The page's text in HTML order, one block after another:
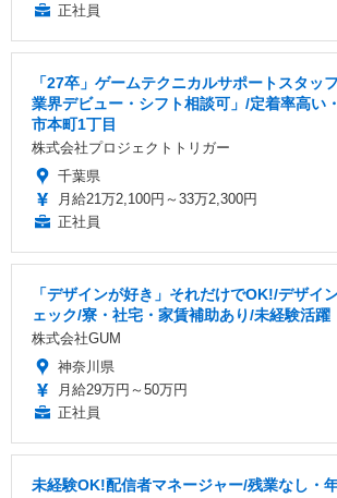
正社員
「27卒」ゲームテクニカルサポートスタッ
業界デビュー・シフト相談可」/定着率高い
市本町1丁目
株式会社プロジェクトトリガー
千葉県
月給21万2,100円～33万2,300円
正社員
「デザインが好き」それだけでOK!/デザイ
ェック/寮・社宅・家賃補助あり/未経験活躍
株式会社GUM
神奈川県
月給29万円～50万円
正社員
未経験OK!配信者マネージャー/残業なし・